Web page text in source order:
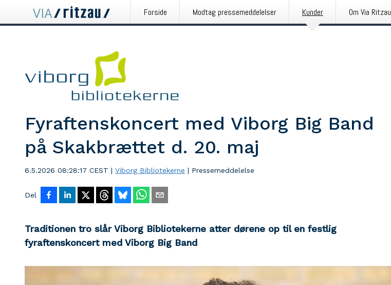
Forside Modtag pressemeddelelser Kunder Om Via Ritzau
Fyraftenskoncert med Viborg Big Band
på Skakbrættet d. 20. maj
6.5.2026 08:28:17 CEST | Viborg Bibliotekerne | Pressemeddelelse
Del
Traditionen tro slår Viborg Bibliotekerne atter dørene op til en festlig
fyraftenskoncert med Viborg Big Band